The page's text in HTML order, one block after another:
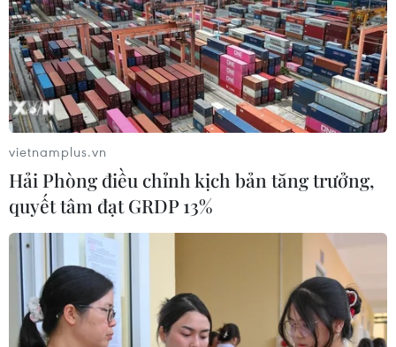
#Bayern Munich #Hansi Flick
#Huấn luyện viên trưởng
#Mauricio Pochettino
#Erik ten Hag Đức
TIN LIÊN QUAN
vietnamplus.vn
Hải Phòng điều chỉnh kịch bản tăng trưởng,
quyết tâm đạt GRDP 13%